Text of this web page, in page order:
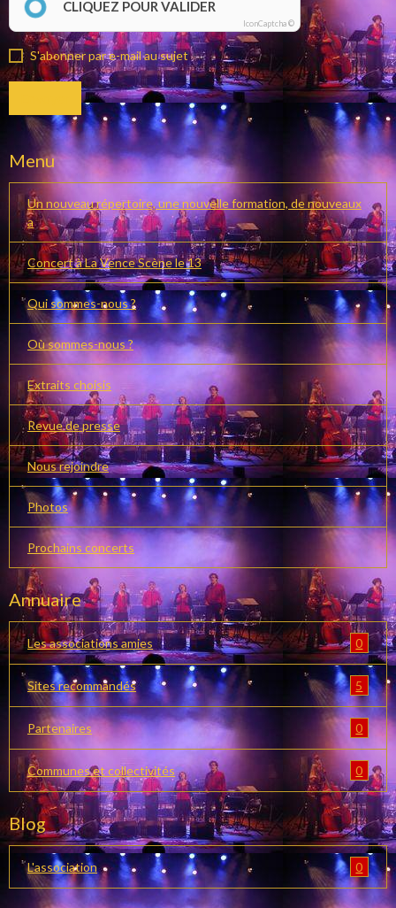
CLIQUEZ POUR VALIDER
IconCaptcha ©
S'abonner par e-mail au sujet
Menu
Un nouveau répertoire, une nouvelle formation, de nouveaux
a
Concert à La Vence Scène le 13
Qui sommes-nous ?
Où sommes-nous ?
Extraits choisis
Revue de presse
Nous rejoindre
Photos
Prochains concerts
Annuaire
Les associations amies 0
Sites recommandés 5
Partenaires 0
Communes et collectivités 0
Blog
L'association 0